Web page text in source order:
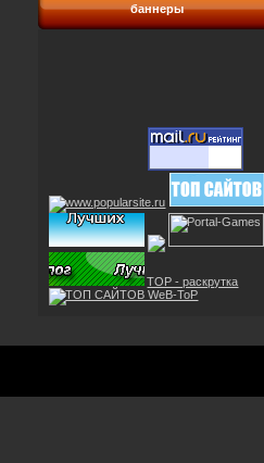
баннеры
TOP - раскрутка